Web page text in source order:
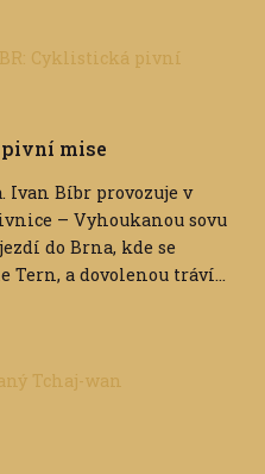
mise
Ivan Bíbr provozuje v
– Vyhoukanou sovu
do Brna, kde se
Tern, a dovolenou tráví...